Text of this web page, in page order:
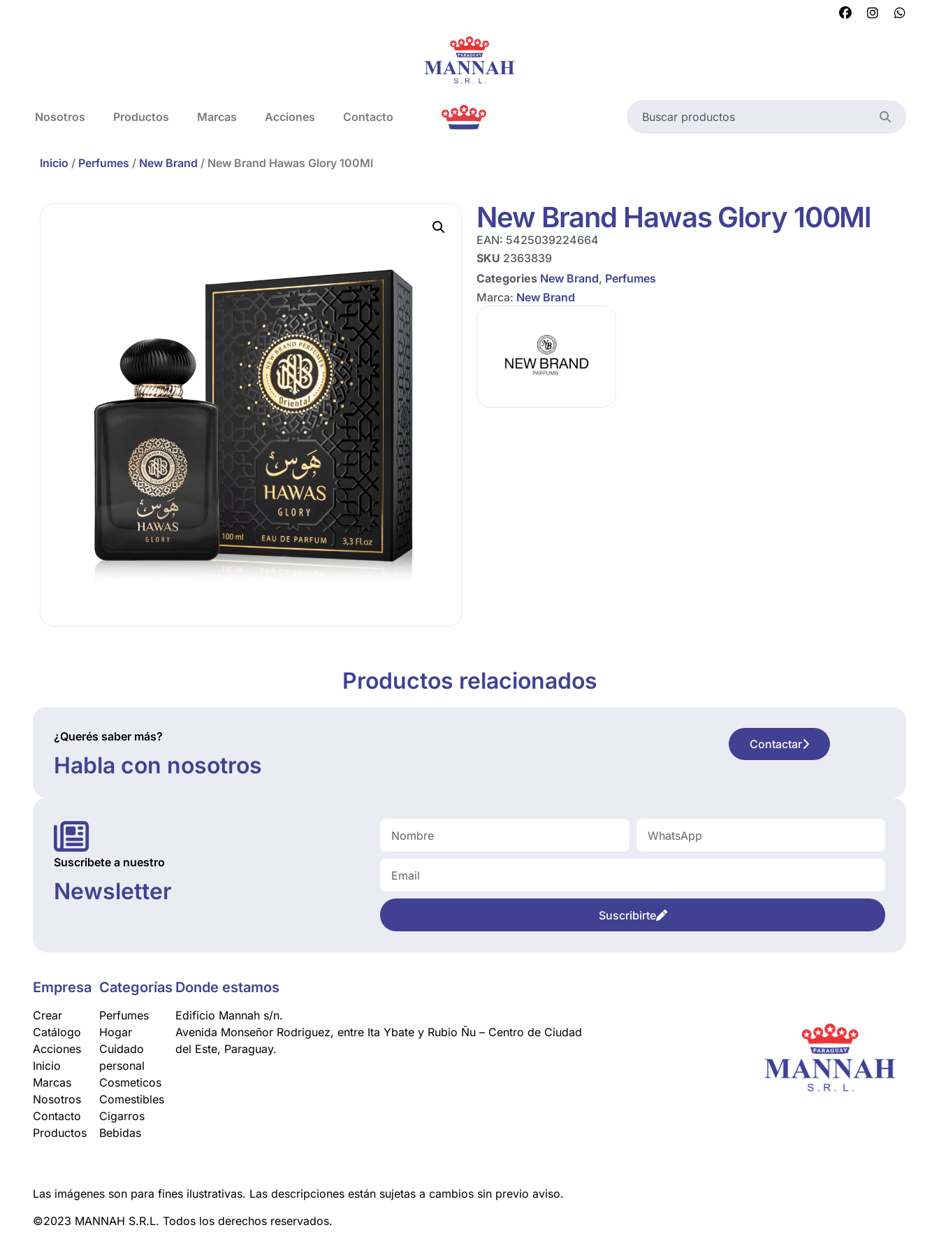
Nosotros Productos Marcas Acciones Contacto
Inicio / Perfumes / New Brand / New Brand Hawas Glory 100Ml
New Brand Hawas Glory 100Ml
EAN: 5425039224664
SKU 2363839
Categories New Brand, Perfumes
Marca: New Brand
Productos relacionados
¿Querés saber más?
Habla con nosotros
Contactar
Suscribete a nuestro
Newsletter
Suscribirte
Empresa
Crear
Catálogo
Acciones
Inicio
Marcas
Nosotros
Contacto
Productos
Categorías
Perfumes
Hogar
Cuidado
personal
Cosmeticos
Comestibles
Cigarros
Bebidas
Donde estamos
Edificio Mannah s/n.
Avenida Monseñor Rodriguez, entre Ita Ybate y Rubio Ñu – Centro de Ciudad
del Este, Paraguay.
Las imágenes son para fines ilustrativas. Las descripciones están sujetas a cambios sin previo aviso.
©2023 MANNAH S.R.L. Todos los derechos reservados.